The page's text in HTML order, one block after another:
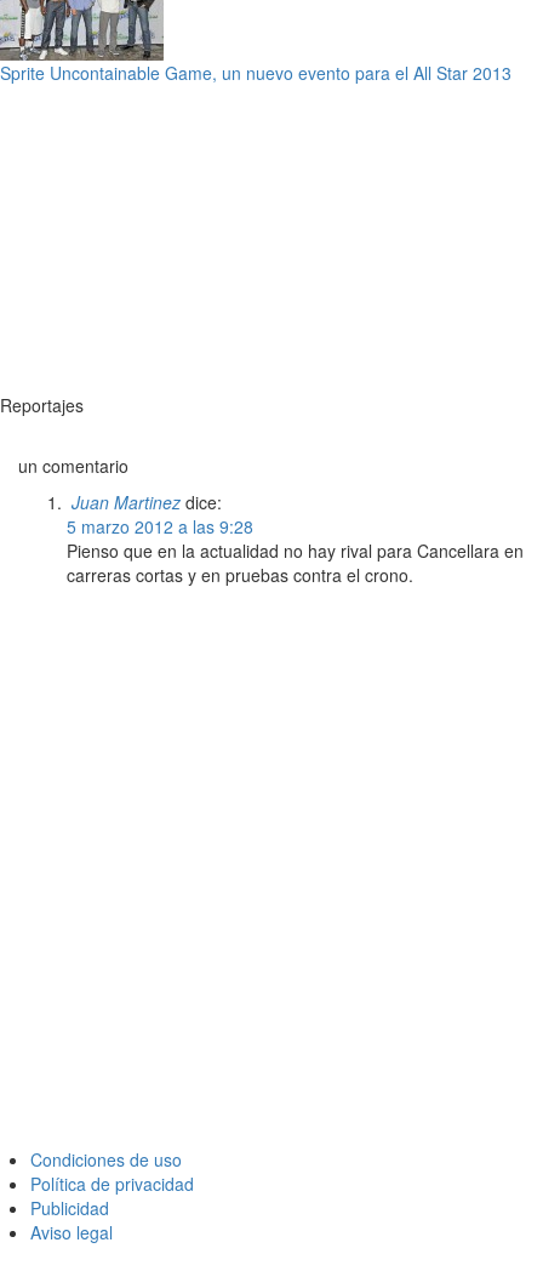
Sprite Uncontainable Game, un nuevo evento para el All Star 2013
Reportajes
un comentario
Juan Martinez dice:
5 marzo 2012 a las 9:28
Pienso que en la actualidad no hay rival para Cancellara en
carreras cortas y en pruebas contra el crono.
Condiciones de uso
Política de privacidad
Publicidad
Aviso legal